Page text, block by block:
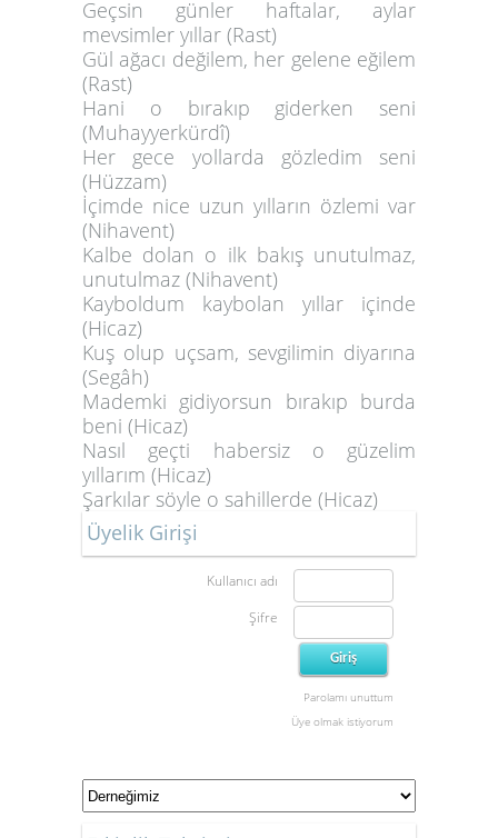
Geçsin günler haftalar, aylar
mevsimler yıllar (Rast)
Gül ağacı değilem, her gelene eğilem
(Rast)
Hani o bırakıp giderken seni
(Muhayyerkürdî)
Her gece yollarda gözledim seni
(Hüzzam)
İçimde nice uzun yılların özlemi var
(Nihavent)
Kalbe dolan o ilk bakış unutulmaz,
unutulmaz (Nihavent)
Kayboldum kaybolan yıllar içinde
(Hicaz)
Kuş olup uçsam, sevgilimin diyarına
(Segâh)
Mademki gidiyorsun bırakıp burda
beni (Hicaz)
Nasıl geçti habersiz o güzelim
yıllarım (Hicaz)
Şarkılar söyle o sahillerde (Hicaz)
Üyelik Girişi
Kullanıcı adı
Şifre
Parolamı unuttum
Üye olmak istiyorum